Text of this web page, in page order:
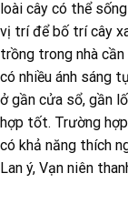
loài cây có thể
vị trí để bố trí cây
trồng trong nhà
có nhiều ánh sáng
ở gần cửa sổ, gần
hợp tốt. Trường
có khả năng thích
Lan ý, Vạn niên